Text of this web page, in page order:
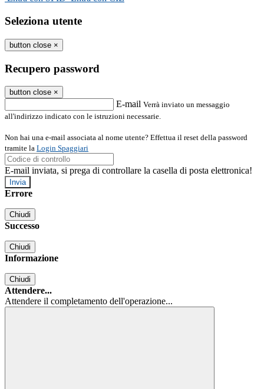
Seleziona utente
button close ×
Recupero password
button close ×
E-mail Verrà inviato un messaggio
all'indirizzo indicato con le istruzioni necessarie.
Non hai una e-mail associata al nome utente? Effettua il reset della password
tramite la Login Spaggiari
E-mail inviata, si prega di controllare la casella di posta elettronica!
Errore
Chiudi
Successo
Chiudi
Informazione
Chiudi
Attendere...
Attendere il completamento dell'operazione...